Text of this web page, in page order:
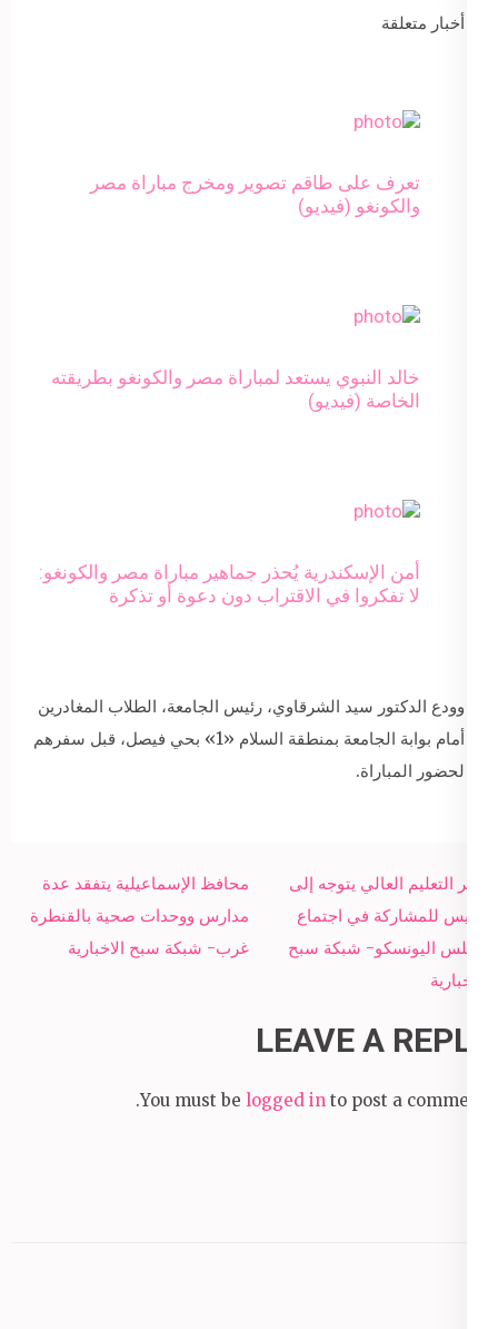
أخبار متعلقة
تعرف على طاقم تصوير ومخرج مباراة مصر
والكونغو (فيديو)
خالد النبوي يستعد لمباراة مصر والكونغو بطريقته
الخاصة (فيديو)
أمن الإسكندرية يُحذر جماهير مباراة مصر والكونغو:
لا تفكروا في الاقتراب دون دعوة أو تذكرة
وودع الدكتور سيد الشرقاوي، رئيس الجامعة، الطلاب المغادرين
أمام بوابة الجامعة بمنطقة السلام «1» بحي فيصل، قبل سفرهم
لحضور المباراة.
Post
navigation
محافظ الإسماعيلية يتفقد عدة
مدارس ووحدات صحية بالقنطرة
غرب- شبكة سبح الاخبارية
وزير التعليم العالي يتوجه إلى
باريس للمشاركة في اجتماع
مجلس اليونسكو- شبكة سبح
الاخبارية
LEAVE A REPLY
You must be logged in to post a comment.